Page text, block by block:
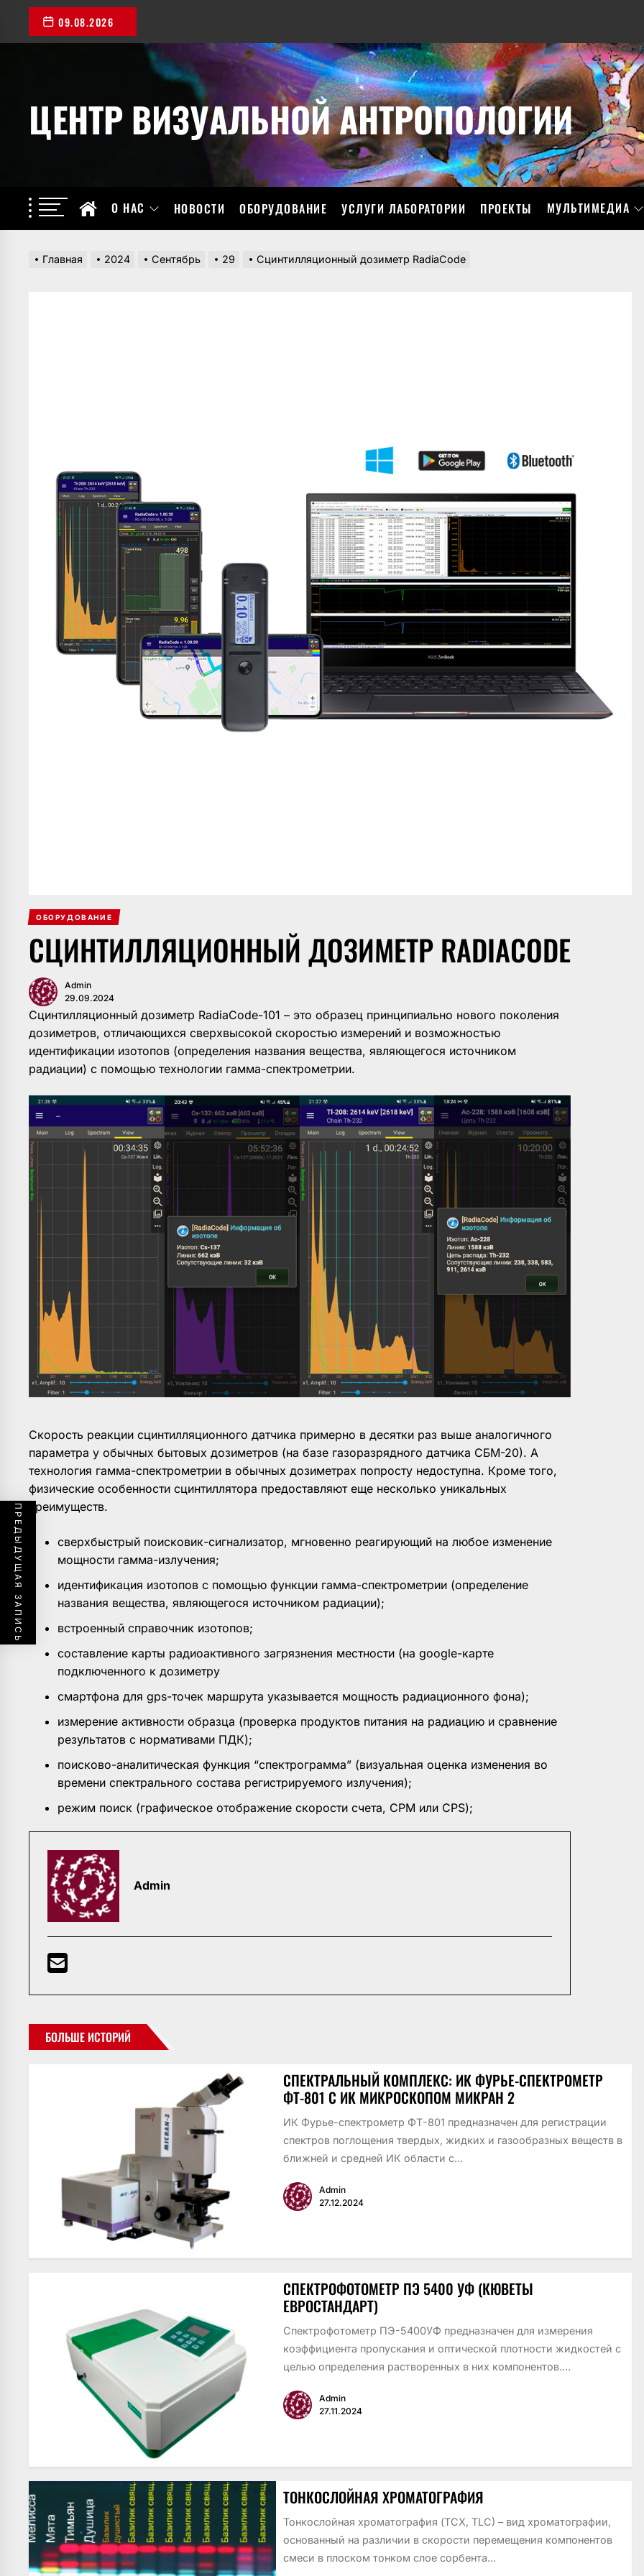
Перейти
содержимому
09.08.2026
ЦЕНТР ВИЗУАЛЬНОЙ АНТРОПОЛОГИИ
О НАС НОВОСТИ ОБОРУДОВАНИЕ УСЛУГИ ЛАБОРАТОРИИ ПРОЕКТЫ МУЛЬТИМЕДИА
Главная 2024 Сентябрь 29 Сцинтилляционный дозиметр RadiaCode
ОБОРУДОВАНИЕ
СЦИНТИЛЛЯЦИОННЫЙ ДОЗИМЕТР RADIACODE
Admin
29.09.2024
Сцинтилляционный дозиметр RadiaCode-101 – это образец принципиально нового поколения
дозиметров, отличающихся сверхвысокой скоростью измерений и возможностью
идентификации изотопов (определения названия вещества, являющегося источником
радиации) с помощью технологии гамма-спектрометрии.
Скорость реакции сцинтилляционного датчика примерно в десятки раз выше аналогичного
параметра у обычных бытовых дозиметров (на базе газоразрядного датчика СБМ-20). А
технология гамма-спектрометрии в обычных дозиметрах попросту недоступна. Кроме того,
физические особенности сцинтиллятора предоставляют еще несколько уникальных
преимуществ.
сверхбыстрый поисковик-сигнализатор, мгновенно реагирующий на любое изменение
мощности гамма-излучения;
идентификация изотопов с помощью функции гамма-спектрометрии (определение
названия вещества, являющегося источником радиации);
встроенный справочник изотопов;
составление карты радиоактивного загрязнения местности (на google-карте
подключенного к дозиметру
смартфона для gps-точек маршрута указывается мощность радиационного фона);
измерение активности образца (проверка продуктов питания на радиацию и сравнение
результатов с нормативами ПДК);
поисково-аналитическая функция “спектрограмма” (визуальная оценка изменения во
времени спектрального состава регистрируемого излучения);
режим поиск (графическое отображение скорости счета, CPM или CPS);
Admin
ПРЕДЫДУЩАЯ ЗАПИСЬ
БОЛЬШЕ ИСТОРИЙ
СПЕКТРАЛЬНЫЙ КОМПЛЕКС: ИК ФУРЬЕ-СПЕКТРОМЕТР
ФТ-801 С ИК МИКРОСКОПОМ МИКРАН 2
ИК Фурье-спектрометр ФТ-801 предназначен для регистрации
спектров поглощения твердых, жидких и газообразных веществ в
ближней и средней ИК области с...
Admin
27.12.2024
СПЕКТРОФОТОМЕТР ПЭ 5400 УФ (КЮВЕТЫ
ЕВРОСТАНДАРТ)
Спектрофотометр ПЭ-5400УФ предназначен для измерения
коэффициента пропускания и оптической плотности жидкостей с
целью определения растворенных в них компонентов.
Admin
27.11.2024
ТОНКОСЛОЙНАЯ ХРОМАТОГРАФИЯ
Тонкослойная хроматография (ТСХ, TLC) – вид хроматографии,
основанный на различии в скорости перемещения компонентов
смеси в плоском тонком слое сорбента...